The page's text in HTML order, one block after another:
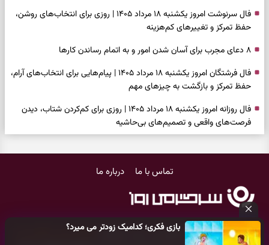
بازی فکری؛ کدامیک زودتر می میرد؟
فال سرنوشت امروز یکشنبه ۱۸ مرداد ۱۴۰۵ | روزی برای انتخاب‌های روشن،
حفظ تمرکز و تغییرهای کم‌هزینه
۸ دعای مجرب برای آسان شدن امور و به اتمام رساندن کار‌ها
فال فرشتگان امروز یکشنبه ۱۸ مرداد ۱۴۰۵ | پیام‌هایی برای انتخاب‌های آرام،
حفظ تمرکز و بازگشت به چیزهای مهم
فال روزانه امروز یکشنبه ۱۸ مرداد ۱۴۰۵ | روزی برای کم‌کردن شتاب، دیدن
فرصت‌های واقعی و تصمیم‌های بی‌حاشیه
واقعی، کم‌کردن بار اضافه و تصمیم بدون عجله
حفظ چیزهایی که ارزش ماندن دارند
تماس با ما درباره ما
کلیه حقوق مادی و معنوی این سایت متعلق بهپایگاه خبری سرگرمی روز